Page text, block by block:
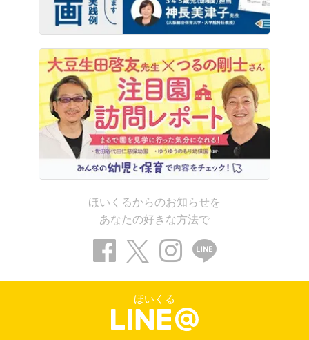
ほいくるからのお知らせを
あなたの好きな方法で
ほいくる